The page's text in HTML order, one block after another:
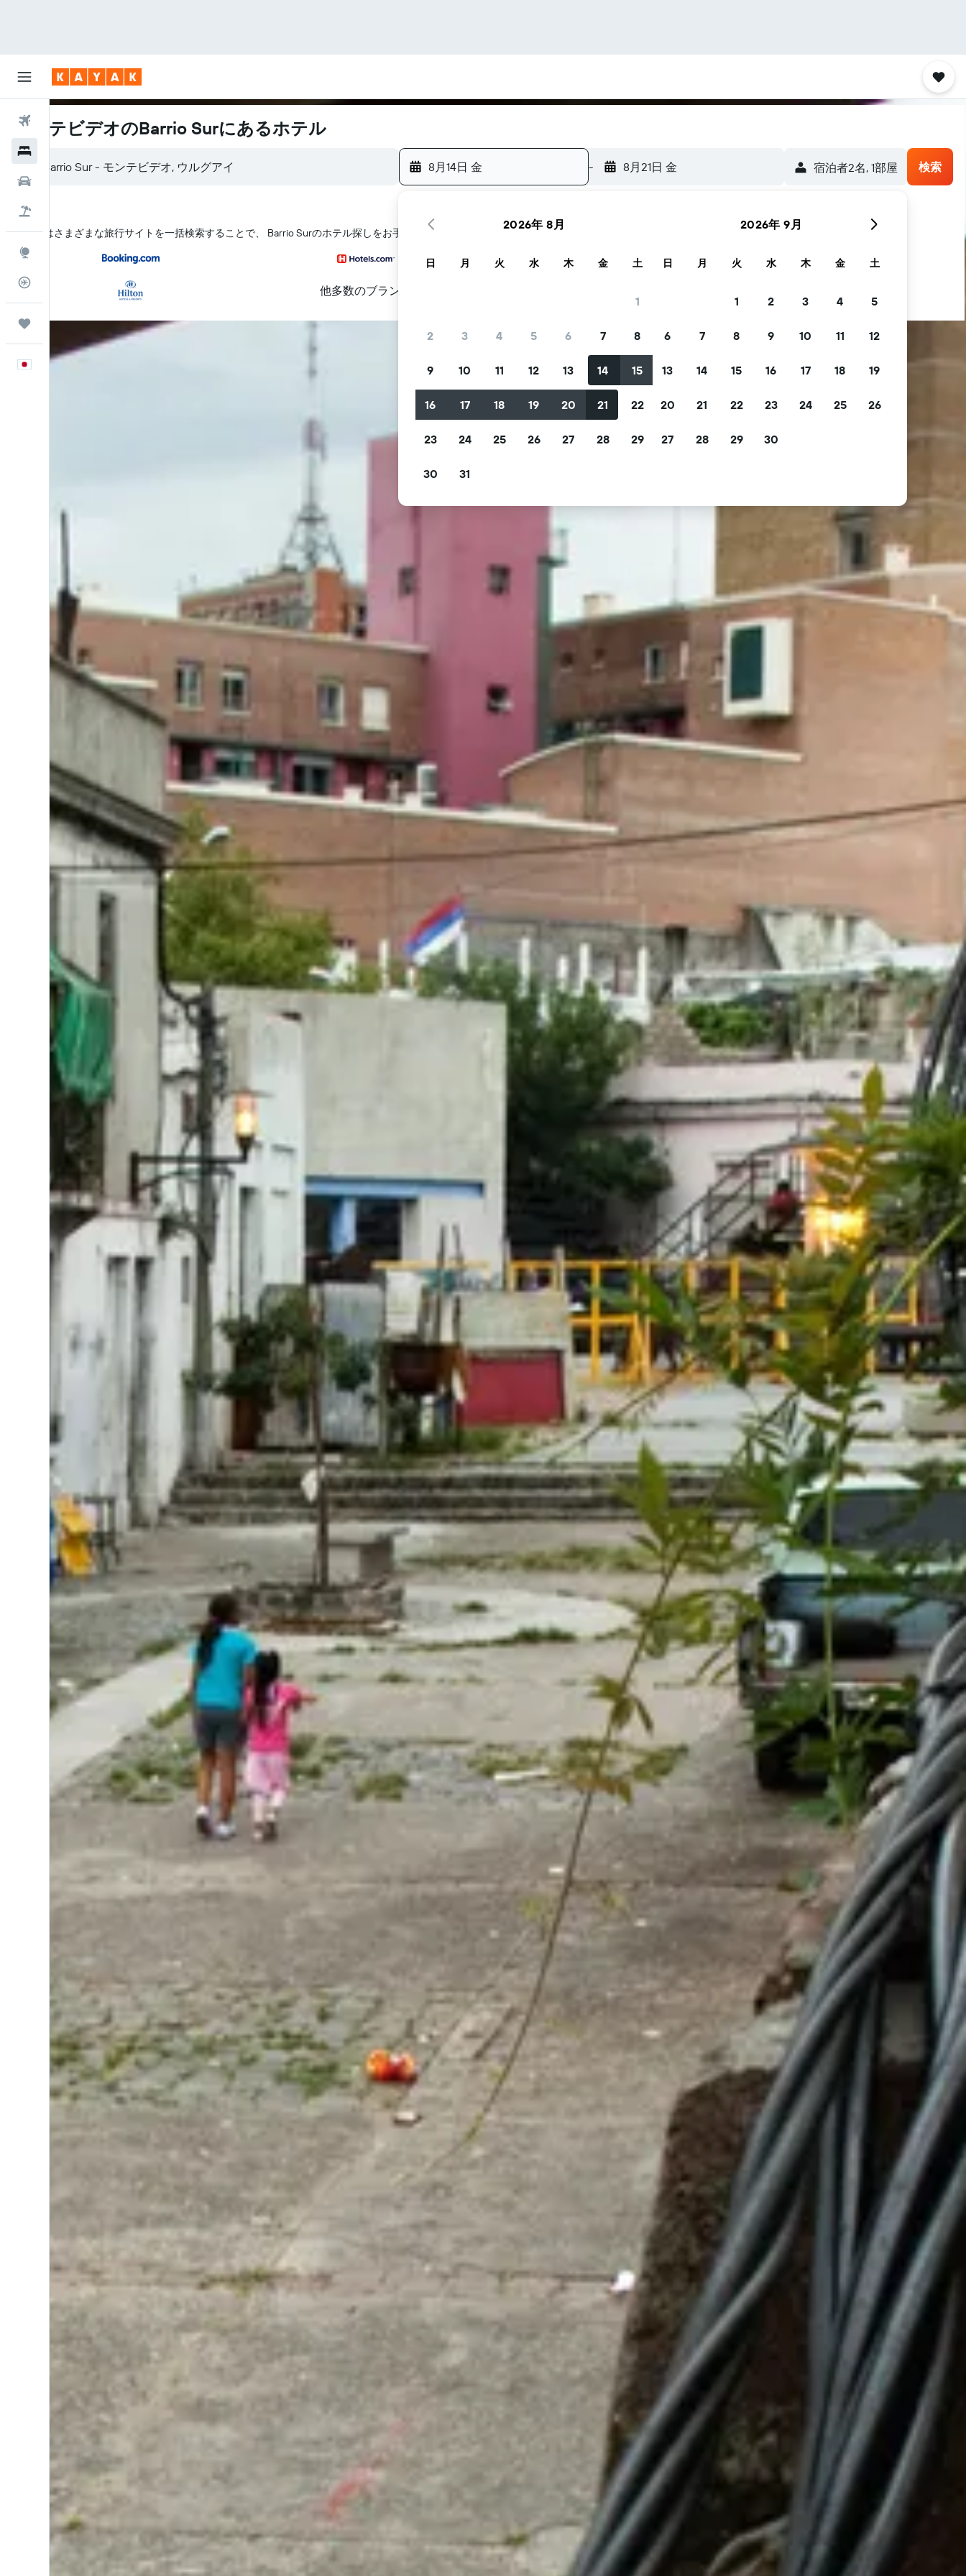
航空券
フライトトラッカー
Trips
日本語
モンテビデオのBarrio Surにあるホテル
8月14日 金 - 8月21日 金 宿泊者2名, 1​部屋 検索
KAYAK はさまざまな旅行サイトを一括検索することで、 Barrio Surのホテル探しをお手伝いします
他多数のブランド
2026年 8月
日 月 火 水 木 金 土
1
2 3 4 5 6 7 8
9 10 11 12 13 14 15
16 17 18 19 20 21 22
23 24 25 26 27 28 29
30 31
2026年 9月
日 月 火 水 木 金 土
1 2 3 4 5
6 7 8 9 10 11 12
13 14 15 16 17 18 19
20 21 22 23 24 25 26
27 28 29 30